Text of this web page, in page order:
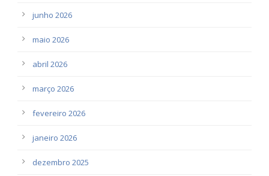
junho 2026
maio 2026
abril 2026
março 2026
fevereiro 2026
janeiro 2026
dezembro 2025